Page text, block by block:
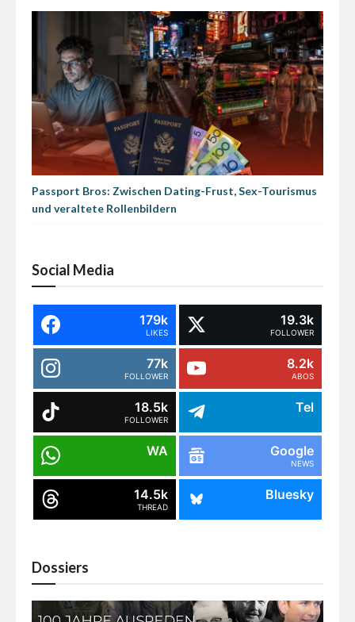
Passport Bros: Zwischen Dating-Frust, Sex-Tourismus
und veraltete Rollenbildern
Social Media
179k
LIKES
19.3k
FOLLOWER
77k
FOLLOWER
8.2k
ABOS
18.5k
FOLLOWER
Tel
WA Google
NEWS
14.5k
THREAD
Bluesky
Dossiers